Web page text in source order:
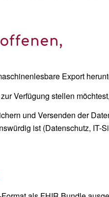
Export
Verfügung stellen
und Versenden der
ist (Datenschutz, IT-